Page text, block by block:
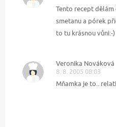
Tento recept
smetanu a pórek
to tu krásnou vůni:-)
Veronika Nováková
8. 8. 2005 08:03
Mňamka je to..